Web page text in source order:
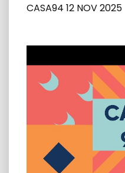
CASA94 12 NOV 2025